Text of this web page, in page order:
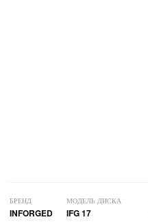
БРЕНД
INFORGED
МОДЕЛЬ ДИСКА
IFG 17